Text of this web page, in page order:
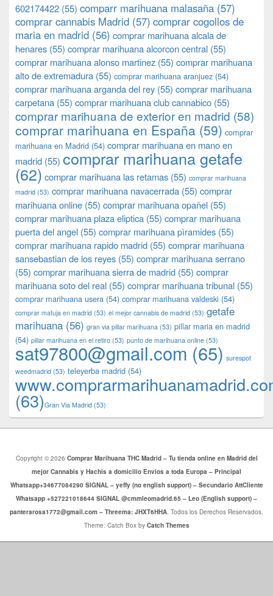
602174422 (55) comparr marihuana malasaña (57)
comprar cannabis Madrid (57) comprar cogollos de
maria en madrid (56) comprar marihuana alcala de
henares (55) comprar marihuana alcorcon central (55)
comprar marihuana alonso martinez (55) comprar marihuana
alto de extremadura (55) comprar marihuana aranjuez (54)
comprar marihuana arganda del rey (55) comprar marihuana
carpetana (55) comprar marihuana club cannabico (55)
comprar marihuana de exterior en madrid (58)
comprar marihuana en España (59) comprar
marihuana en Madrid (54) comprar marihuana en mano en
madrid (55) comprar marihuana getafe
(62) comprar marihuana las retamas (55) comprar marihuana
madrid (53) comprar marihuana navacerrada (55) comprar
marihuana online (55) comprar marihuana opañel (55)
comprar marihuana plaza eliptica (55) comprar marihuana
puerta del angel (55) comprar marihuana pìramides (55)
comprar marihuana rapido madrid (55) comprar marihuana
sansebastian de los reyes (55) comprar marihuana serrano
(55) comprar marihuana sierra de madrid (55) comprar
marihuana soto del real (55) comprar marihuana tribunal (55)
comprar marihuana usera (54) comprar marihuana valdeski (54)
comprar matuja en madrid (53) el mejor cannabis de madrid (53) getafe
marihuana (56) gran via pillar marihuana (53) pillar maria en madrid
(54) pillar marihuana en el retiro (53) punto de marihuana online (53)
sat97800@gmail.com (65) surespot
weedmadrid (53) teleyerba madrid (54)
(63)​​Gran Via Madrid (53)
Copyright © 2026 Comprar Marihuana THC Madrid – Tu tienda online en Madrid del
mejor Cannabis y Hachis a domicilio Envios a toda Europa – Principal
Whatsapp+34677084290 SIGNAL – yeffy (no english support) – Secundario AttCliente
Whatsapp +527221018644 SIGNAL @cmmleomadrid.65 – Leo (English support) –
panterarosa1772@gmail.com – Threema: JHXT6HHA. Todos los Derechos Reservados.
Theme: Catch Box by Catch Themes